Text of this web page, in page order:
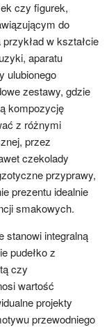
czy figurek,
do
w kształcie
aparatu
ulubionego
zestawy, gdzie
kompozycję
z różnymi
przez
czekolady
przyprawy,
prezentu idealnie
smakowych.
stanowi integralną
pudełko z
czy
wartość
projekty
przewodniego